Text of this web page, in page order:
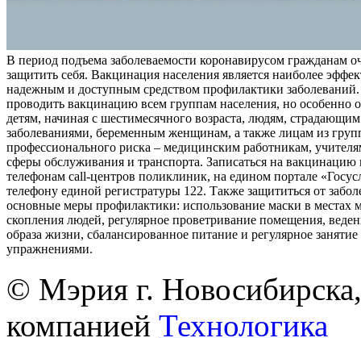
В период подъема заболеваемости коронавирусом гражданам
защитить себя. Вакцинация населения является наиболее
надежным и доступным средством профилактики заболеваний.
проводить вакцинацию всем группам населения, но особенно
детям, начиная с шестимесячного возраста, людям,
заболеваниями, беременным женщинам, а также лицам из
профессионального риска – медицинским работникам,
сферы обслуживания и транспорта. Записаться на
телефонам call-центров поликлиник, на едином портале
телефону единой регистратуры 122. Также защититься от
основные меры профилактики: использование маски в местах
скопления людей, регулярное проветривание помещения,
образа жизни, сбалансированное питание и регулярное
упражнениями.
© Мэрия г.
компанией Технологика